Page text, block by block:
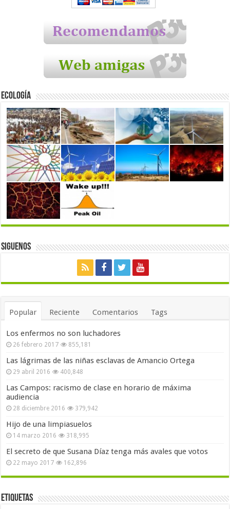
Ecología
Siguenos
Popular Reciente Comentarios Tags
Los enfermos no son luchadores
26 febrero 2017 855,181
Las lágrimas de las niñas esclavas de Amancio Ortega
29 abril 2016 400,848
Las Campos: racismo de clase en horario de máxima
audiencia
28 diciembre 2016 379,942
Hijo de una limpiasuelos
14 marzo 2016 318,995
El secreto de que Susana Díaz tenga más avales que votos
22 mayo 2017 162,896
Etiquetas